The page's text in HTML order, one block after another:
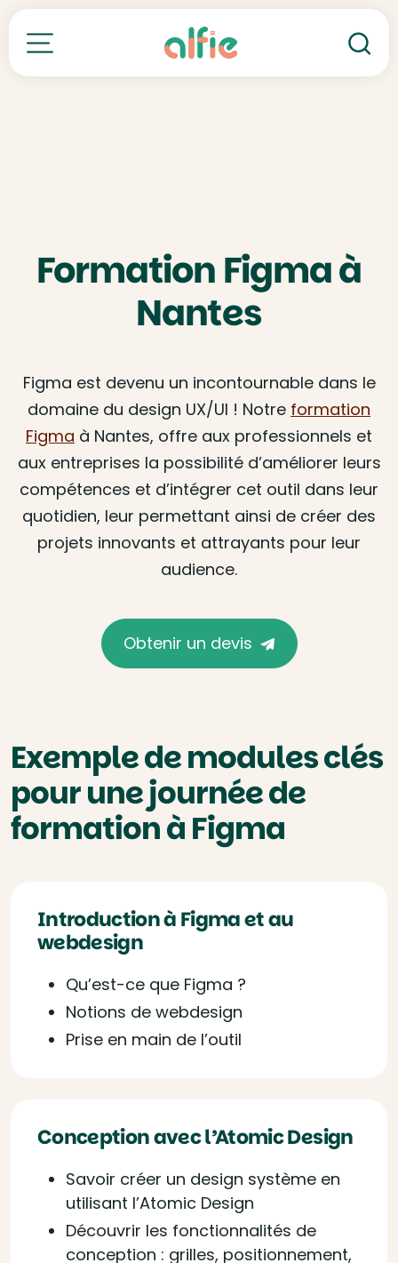
Toutes nos formations
Formation Figma à
Nantes
Figma est devenu un incontournable dans le
domaine du design UX/UI ! Notre formation
Figma à Nantes, offre aux professionnels et
aux entreprises la possibilité d’améliorer leurs
compétences et d’intégrer cet outil dans leur
quotidien, leur permettant ainsi de créer des
projets innovants et attrayants pour leur
audience.
Obtenir un devis
Exemple de modules clés
pour une journée de
formation à Figma
Introduction à Figma et au
webdesign
Qu’est-ce que Figma ?
Notions de webdesign
Prise en main de l’outil
Conception avec l’Atomic Design
Savoir créer un design système en
utilisant l’Atomic Design
Découvrir les fonctionnalités de
conception : grilles, positionnement,